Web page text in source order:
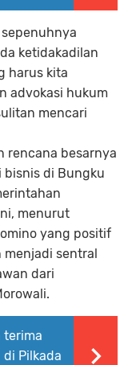
ketidakadilan
harus kita
advokasi hukum
mencari
rencana besarnya
bisnis di Bungku
menurut
yang positif
menjadi sentral
dari
terima
di Pilkada